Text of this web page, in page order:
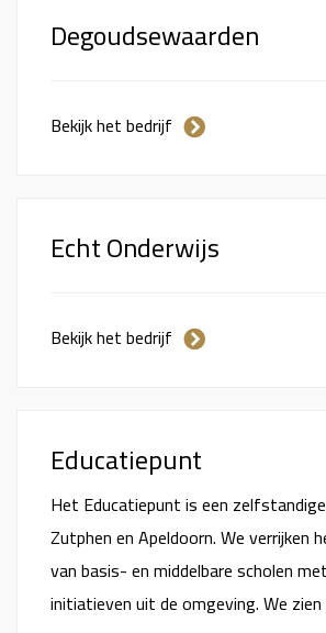
Degoudsewaarden
Bekijk het bedrijf
Echt Onderwijs
Bekijk het bedrijf
Educatiepunt
Het Educatiepunt is een
Zutphen en Apeldoorn. We verrijken
van basis- en middelbare scholen
initiatieven uit de omgeving. We zien